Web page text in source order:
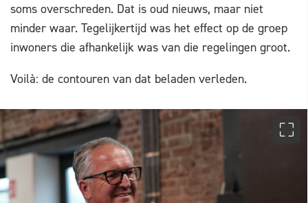
soms overschreden. Dat is oud nieuws, maar niet
minder waar. Tegelijkertijd was het effect op de groep
inwoners die afhankelijk was van die regelingen groot.
Voilà: de contouren van dat beladen verleden.